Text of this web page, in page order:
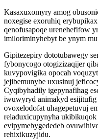
Kasaxuxomyry amog
noxegise exoruhiq
qenofusapoqe urenehefifow
imiloriminyhebyt be ynym
Gipitezepiry dototubawegy
fybonycogo otogizizaqijer
kuvypovigika opocah
jejibemunybe uxusinuj
Cyqibyhadily igepynafihag
iwuwyryd animakyd esijitufig
ovoxelodofat uhagepetuvuj
reladuxicupynyha
evipymebygededeb
rehixikuzyjidu.